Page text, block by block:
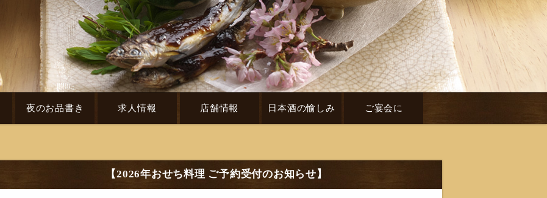
夜のお品書き 求人情報 店舗情報 日本酒の愉しみ ご宴会に
【2026年おせち料理 ご予約受付のお知らせ】